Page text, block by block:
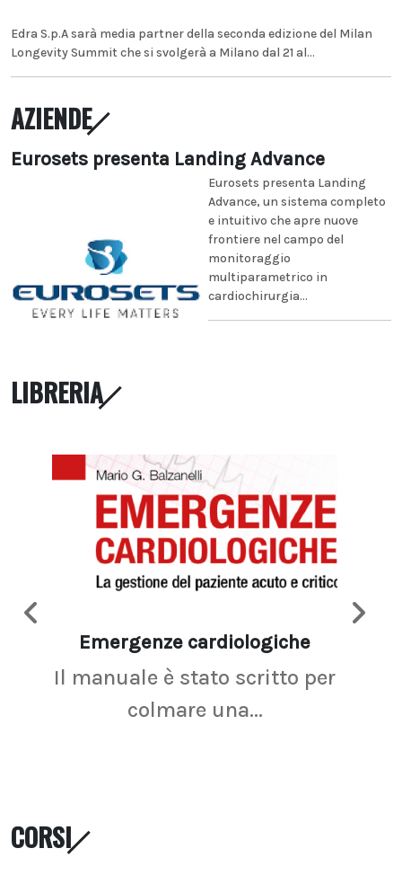
Edra S.p.A sarà media partner della seconda edizione del Milan
Longevity Summit che si svolgerà a Milano dal 21 al...
AZIENDE
Eurosets presenta Landing Advance
Eurosets presenta Landing
Advance, un sistema completo
e intuitivo che apre nuove
frontiere nel campo del
monitoraggio
multiparametrico in
cardiochirurgia...
LIBRERIA
Emergenze cardiologiche
Il manuale è stato scritto per
colmare una...
CORSI